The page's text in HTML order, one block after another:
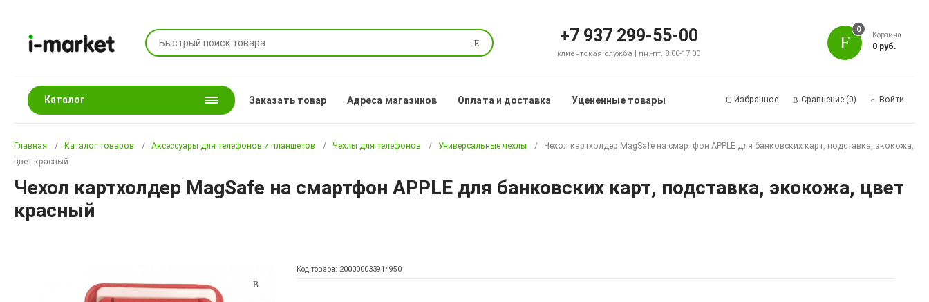
Поиск +7 937 299-55-00
клиентская служба | пн.-пт. 8:00-17:00
0
Корзина
0 руб.
Каталог Заказать товар Адреса магазинов Оплата и доставка Уцененные товары Избранное Сравнение (0) Войти
Главная Каталог товаров Аксессуары для телефонов и планшетов Чехлы для телефонов Универсальные чехлы
Чехол картхолдер MagSafe на смартфон APPLE для банковских карт, подставка, экокожа,
цвет красный
Чехол картхолдер MagSafe на смартфон APPLE для банковских карт, подставка, экокожа, цвет
красный
Код товара: 200000033914950